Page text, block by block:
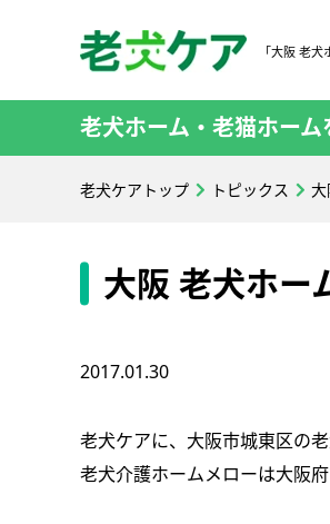
「大阪 老
老犬ホーム・老猫ホーム
老犬ケアトップ トピックス
大阪 老犬ホー
2017.01.30
老犬ケアに、大阪市城東区の
老犬介護ホームメローは大阪